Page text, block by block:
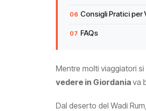
Consigli Pratici per
FAQs
Mentre molti viaggiatori
vedere in Giordania va
Dal deserto del Wadi